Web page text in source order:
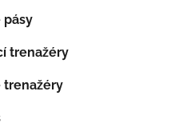
pásy
trenažéry
trenažéry